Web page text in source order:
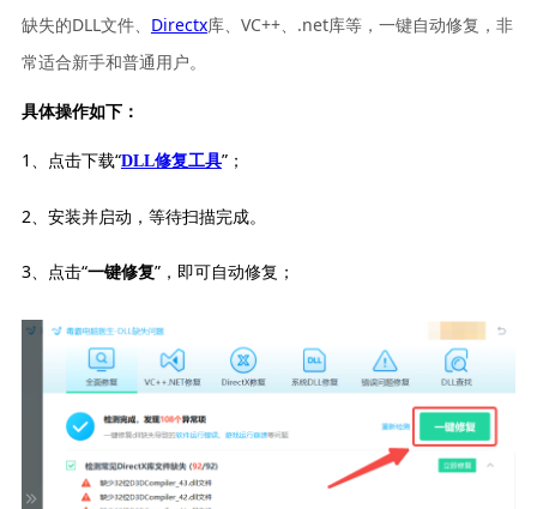
缺失的DLL文件、 Directx库、VC++、.net库等，一键自动修复，非
常适合新手和普通用户。
具体操作如下：
1、点击下载“DLL修复工具”；
2、安装并启动，等待扫描完成。
3、点击“一键修复”，即可自动修复；